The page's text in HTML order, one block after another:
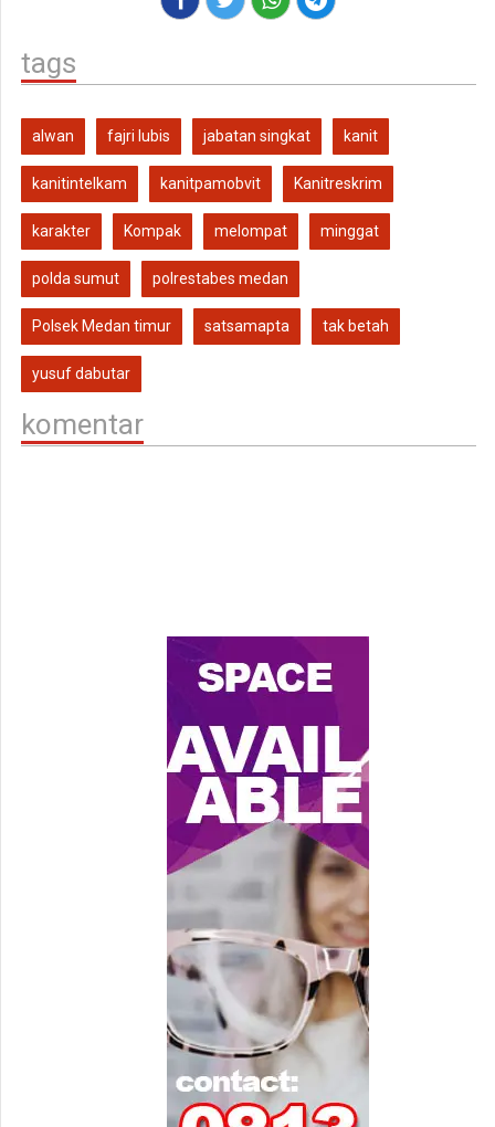
tags
alwan fajri lubis jabatan singkat kanit
kanitintelkam kanitpamobvit Kanitreskrim
karakter Kompak melompat minggat
polda sumut polrestabes medan
Polsek Medan timur satsamapta tak betah
yusuf dabutar
komentar